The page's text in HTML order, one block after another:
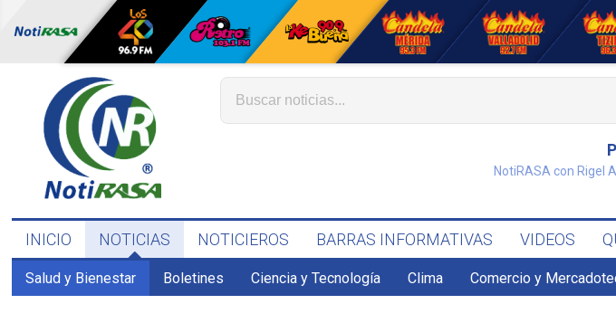
NotiRASA con Rigel
INICIO NOTICIAS NOTICIEROS BARRAS INFORMATIVAS VIDEOS
Salud y Bienestar Boletines Ciencia y Tecnología Clima Comercio y